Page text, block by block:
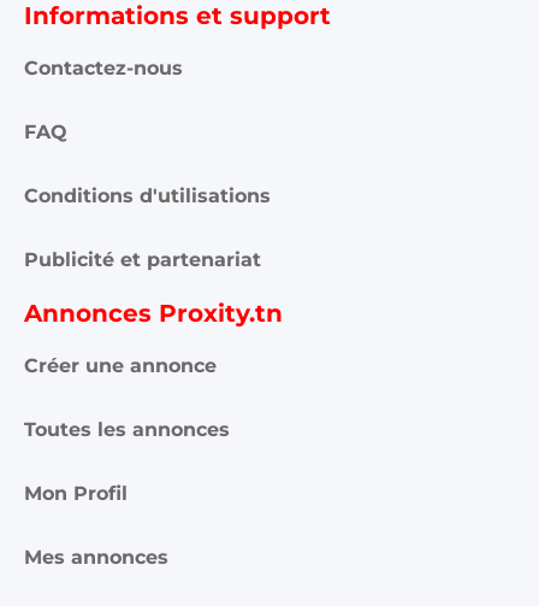
Informations et support
Contactez-nous
FAQ
Conditions d'utilisations
Publicité et partenariat
Annonces Proxity.tn
Créer une annonce
Toutes les annonces
Mon Profil
Mes annonces